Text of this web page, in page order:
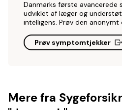
Danmarks første avancerede
udviklet af læger og
intelligens. Prøv den anonymt
Prøv symptomtjekker
Mere fra